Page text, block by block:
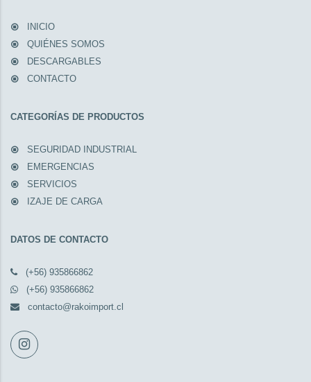
INICIO
QUIÉNES SOMOS
DESCARGABLES
CONTACTO
CATEGORÍAS DE PRODUCTOS
SEGURIDAD INDUSTRIAL
EMERGENCIAS
SERVICIOS
IZAJE DE CARGA
DATOS DE CONTACTO
(+56) 935866862
(+56) 935866862
contacto@rakoimport.cl